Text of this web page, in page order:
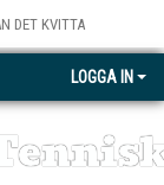
DET KVITTA
LOGGA IN